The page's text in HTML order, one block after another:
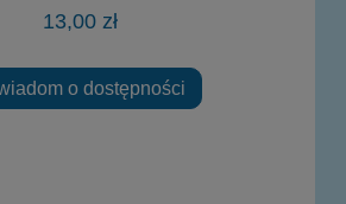
13,00 zł
o dostępności